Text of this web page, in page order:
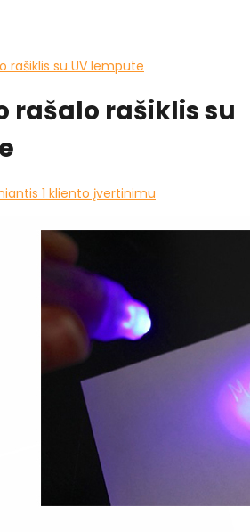
rašiklis su UV lempute
rašalo rašiklis su
1 kliento įvertinimu